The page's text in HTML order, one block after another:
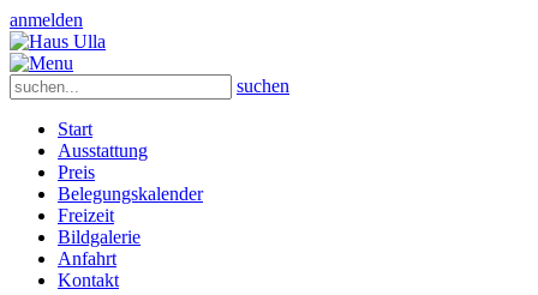
anmelden
suchen
Start
Ausstattung
Preis
Belegungskalender
Freizeit
Bildgalerie
Anfahrt
Kontakt